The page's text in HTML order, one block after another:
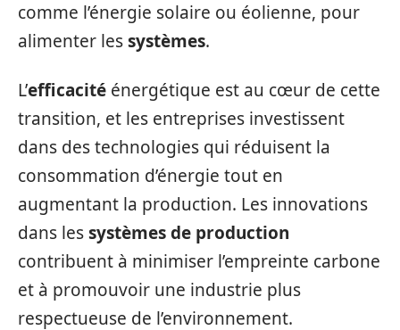
comme l’énergie solaire ou éolienne, pour
alimenter lessystèmes.
L’efficacité énergétique est au cœur de cette
transition, et les entreprises investissent
dans des technologies qui réduisent la
consommation d’énergie tout en
augmentant la production. Les innovations
dans lessystèmes de production
contribuent à minimiser l’empreinte carbone
et à promouvoir une industrie plus
respectueuse de l’environnement.